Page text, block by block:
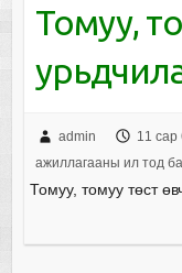
Томуу,
admin 11 сар
ажиллагааны ил тод
Томуу, томуу төст